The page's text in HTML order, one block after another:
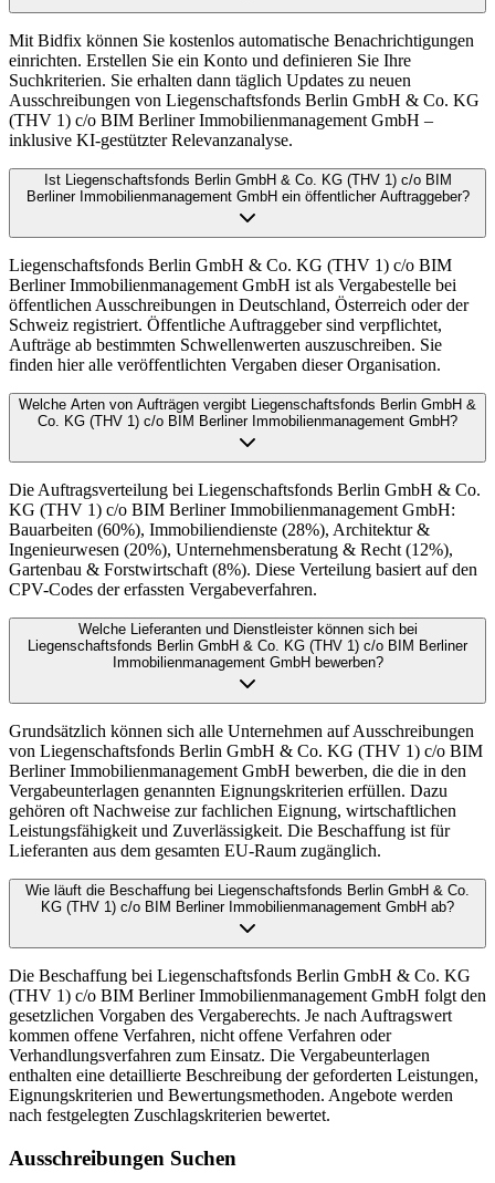
Mit Bidfix können Sie kostenlos automatische Benachrichtigungen
einrichten. Erstellen Sie ein Konto und definieren Sie Ihre
Suchkriterien. Sie erhalten dann täglich Updates zu neuen
Ausschreibungen von Liegenschaftsfonds Berlin GmbH & Co. KG
(THV 1) c/o BIM Berliner Immobilienmanagement GmbH –
inklusive KI-gestützter Relevanzanalyse.
Ist Liegenschaftsfonds Berlin GmbH & Co. KG (THV 1) c/o BIM
Berliner Immobilienmanagement GmbH ein öffentlicher Auftraggeber?
Liegenschaftsfonds Berlin GmbH & Co. KG (THV 1) c/o BIM
Berliner Immobilienmanagement GmbH ist als Vergabestelle bei
öffentlichen Ausschreibungen in Deutschland, Österreich oder der
Schweiz registriert. Öffentliche Auftraggeber sind verpflichtet,
Aufträge ab bestimmten Schwellenwerten auszuschreiben. Sie
finden hier alle veröffentlichten Vergaben dieser Organisation.
Welche Arten von Aufträgen vergibt Liegenschaftsfonds Berlin GmbH &
Co. KG (THV 1) c/o BIM Berliner Immobilienmanagement GmbH?
Die Auftragsverteilung bei Liegenschaftsfonds Berlin GmbH & Co.
KG (THV 1) c/o BIM Berliner Immobilienmanagement GmbH:
Bauarbeiten (60%), Immobiliendienste (28%), Architektur &
Ingenieurwesen (20%), Unternehmensberatung & Recht (12%),
Gartenbau & Forstwirtschaft (8%). Diese Verteilung basiert auf den
CPV-Codes der erfassten Vergabeverfahren.
Welche Lieferanten und Dienstleister können sich bei
Liegenschaftsfonds Berlin GmbH & Co. KG (THV 1) c/o BIM Berliner
Immobilienmanagement GmbH bewerben?
Grundsätzlich können sich alle Unternehmen auf Ausschreibungen
von Liegenschaftsfonds Berlin GmbH & Co. KG (THV 1) c/o BIM
Berliner Immobilienmanagement GmbH bewerben, die die in den
Vergabeunterlagen genannten Eignungskriterien erfüllen. Dazu
gehören oft Nachweise zur fachlichen Eignung, wirtschaftlichen
Leistungsfähigkeit und Zuverlässigkeit. Die Beschaffung ist für
Lieferanten aus dem gesamten EU-Raum zugänglich.
Wie läuft die Beschaffung bei Liegenschaftsfonds Berlin GmbH & Co.
KG (THV 1) c/o BIM Berliner Immobilienmanagement GmbH ab?
Die Beschaffung bei Liegenschaftsfonds Berlin GmbH & Co. KG
(THV 1) c/o BIM Berliner Immobilienmanagement GmbH folgt den
gesetzlichen Vorgaben des Vergaberechts. Je nach Auftragswert
kommen offene Verfahren, nicht offene Verfahren oder
Verhandlungsverfahren zum Einsatz. Die Vergabeunterlagen
enthalten eine detaillierte Beschreibung der geforderten Leistungen,
Eignungskriterien und Bewertungsmethoden. Angebote werden
nach festgelegten Zuschlagskriterien bewertet.
Ausschreibungen Suchen